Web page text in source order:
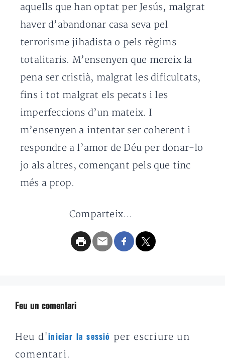
aquells que han optat per Jesús, malgrat
haver d’abandonar casa seva pel
terrorisme jihadista o pels règims
totalitaris. M’ensenyen que mereix la
pena ser cristià, malgrat les dificultats,
fins i tot malgrat els pecats i les
imperfeccions d’un mateix. I
m’ensenyen a intentar ser coherent i
respondre a l’amor de Déu per donar-lo
jo als altres, començant pels que tinc
més a prop.
Comparteix...
Feu un comentari
Heu d'iniciar la sessió
per escriure un
comentari.